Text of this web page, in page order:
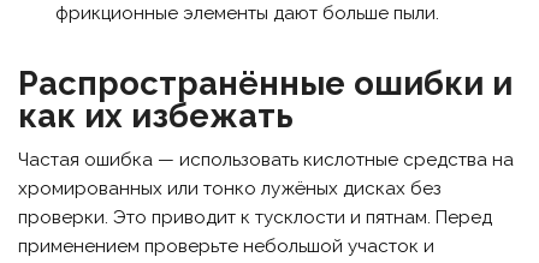
фрикционные элементы дают больше пыли.
Распространённые ошибки и
как их избежать
Частая ошибка — использовать кислотные средства на
хромированных или тонко лужёных дисках без
проверки. Это приводит к тусклости и пятнам. Перед
применением проверьте небольшой участок и